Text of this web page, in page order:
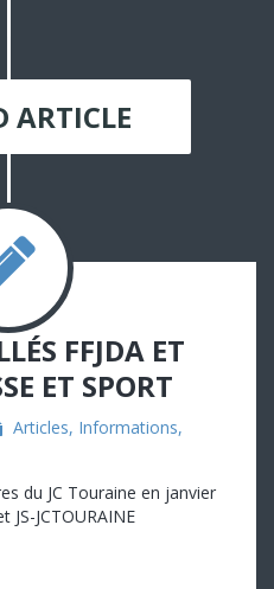
ARTICLE
FFJDA ET
ET SPORT
Articles, Informations,
du JC Touraine en janvier
JS-JCTOURAINE